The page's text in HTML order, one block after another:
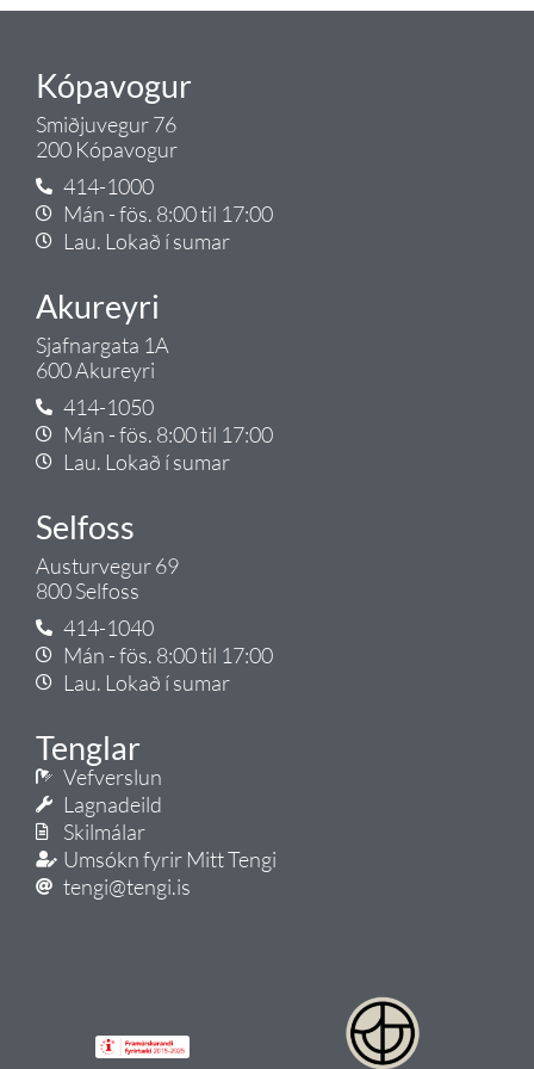
Kópavogur
Smiðjuvegur 76
200 Kópavogur
414-1000
Mán - fös. 8:00 til 17:00
Lau. Lokað í sumar
Akureyri
Sjafnargata 1A
600 Akureyri
414-1050
Mán - fös. 8:00 til 17:00
Lau. Lokað í sumar
Selfoss
Austurvegur 69
800 Selfoss
414-1040
Mán - fös. 8:00 til 17:00
Lau. Lokað í sumar
Tenglar
Vefverslun
Lagnadeild
Skilmálar
Umsókn fyrir Mitt Tengi
tengi@tengi.is